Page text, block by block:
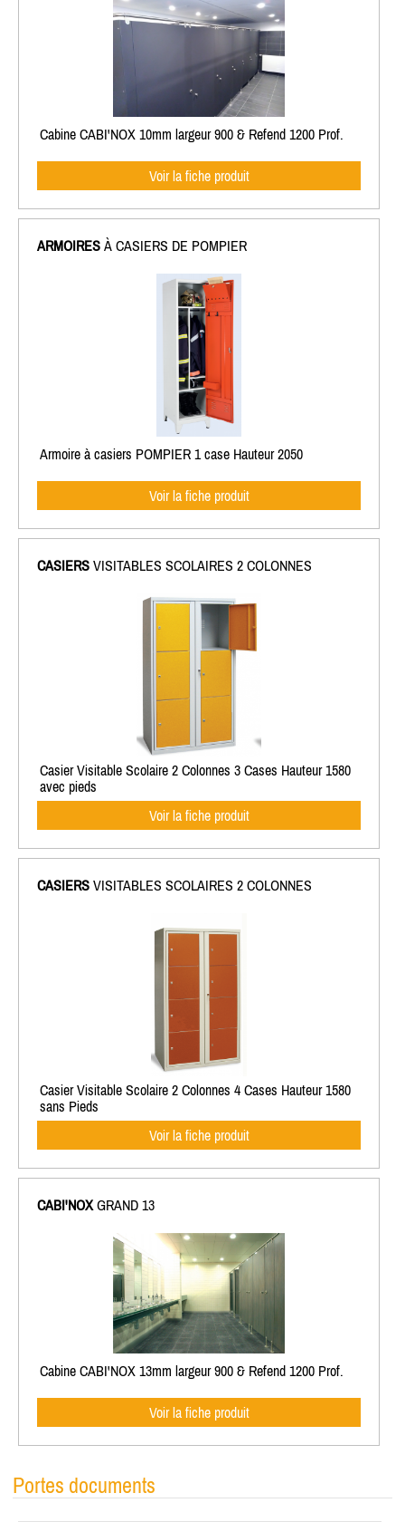
Cabine CABI'NOX 10mm largeur 900 & Refend 1200 Prof.
Voir la fiche produit
ARMOIRES À CASIERS DE POMPIER
Armoire à casiers POMPIER 1 case Hauteur 2050
Voir la fiche produit
CASIERS VISITABLES SCOLAIRES 2 COLONNES
Casier Visitable Scolaire 2 Colonnes 3 Cases Hauteur 1580
avec pieds
Voir la fiche produit
CASIERS VISITABLES SCOLAIRES 2 COLONNES
Casier Visitable Scolaire 2 Colonnes 4 Cases Hauteur 1580
sans Pieds
Voir la fiche produit
CABI'NOX GRAND 13
Cabine CABI'NOX 13mm largeur 900 & Refend 1200 Prof.
Voir la fiche produit
Portes documents